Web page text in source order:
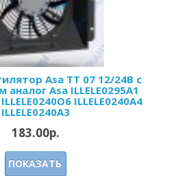
Asa TT 07 12/24В c
Asa ILLELE0295A1
ILLELE0240A4
ILLELE0240A3
183.00р.
ПОКАЗАТЬ